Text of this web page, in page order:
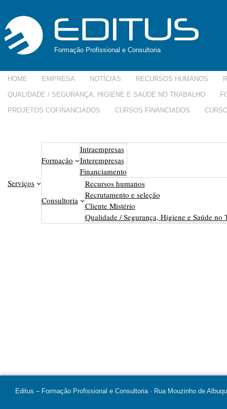
Formação Profissional e Consultoria
HOME EMPRESA NOTÍCIAS RECURSOS HUMANOS
QUALIDADE / SEGURANÇA, HIGIENE E SAÚDE NO TRABALHO
PROJETOS COFINANCIADOS CURSOS FINANCIADOS
Serviços
Formação
Intraempresas
Interempresas
Financiamento
Consultoria
Recursos humanos
Recrutamento e seleção
Cliente Mistério
Qualidade / Segurança, Higiene e Saúde no
Editus – Formação Profissional e Consultoria · Rua Mouzinho de